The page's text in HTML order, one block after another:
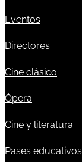
Eventos
Directores
Cine clásico
Ópera
Cine y literatura
Pases educativos